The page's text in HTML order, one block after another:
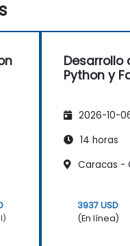
Desarrollo
Python y
2026-10-
14 horas
Caracas -
3937 USD
(En línea)